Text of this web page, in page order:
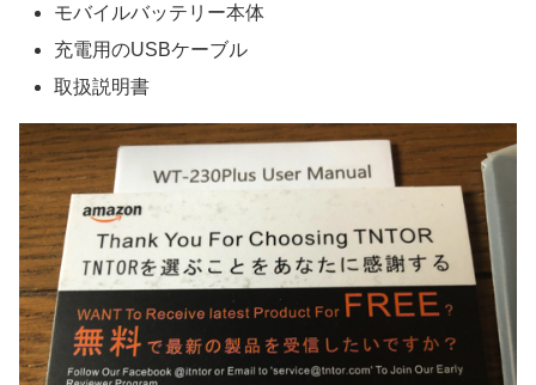
モバイルバッテリー本体
充電用のUSBケーブル
取扱説明書